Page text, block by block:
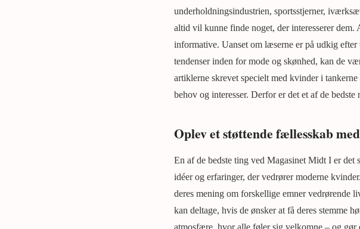
underholdningsindustrien, sportsstjerner,
altid vil kunne finde noget, der interesserer
informative. Uanset om læserne er på udkig
tendenser inden for mode og skønhed, kan de
artiklerne skrevet specielt med kvinder i
behov og interesser. Derfor er det et af de bedste
Oplev et støttende fællesskab
En af de bedste ting ved Magasinet Midt I er det
idéer og erfaringer, der vedrører moderne
deres mening om forskellige emner vedrørende
kan deltage, hvis de ønsker at få deres stemme
atmosfære, hvor alle føler sig velkomne – og